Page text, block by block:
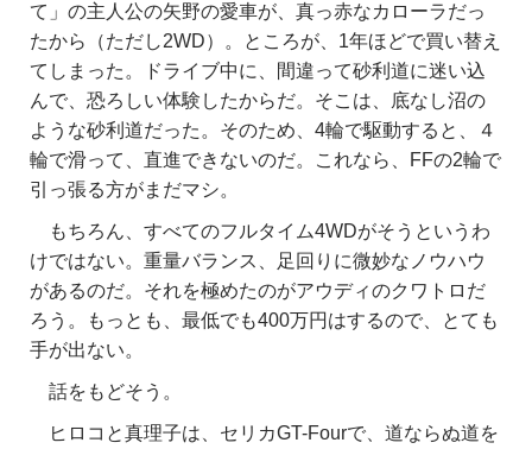
て」の主人公の矢野の愛車が、真っ赤なカローラだっ
たから（ただし2WD）。ところが、1年ほどで買い替え
てしまった。ドライブ中に、間違って砂利道に迷い込
んで、恐ろしい体験したからだ。そこは、底なし沼の
ような砂利道だった。そのため、4輪で駆動すると、４
輪で滑って、直進できないのだ。これなら、FFの2輪で
引っ張る方がまだマシ。
もちろん、すべてのフルタイム4WDがそうというわ
けではない。重量バランス、足回りに微妙なノウハウ
があるのだ。それを極めたのがアウディのクワトロだ
ろう。もっとも、最低でも400万円はするので、とても
手が出ない。
話をもどそう。
ヒロコと真理子は、セリカGT-Fourで、道ならぬ道を